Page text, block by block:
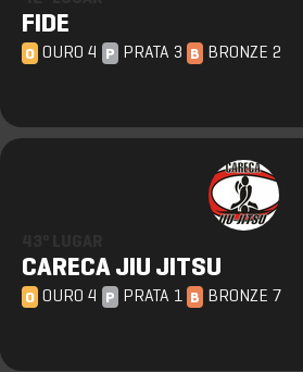
FIDE
O OURO 4 P PRATA 3 B BRONZE 2
CARECA JIU JITSU
O OURO 4 P PRATA 1 B BRONZE 7